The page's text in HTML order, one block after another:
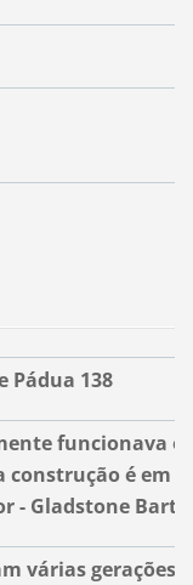
Pádua 138
funcionava o
construção é em
- Gladstone
várias gerações